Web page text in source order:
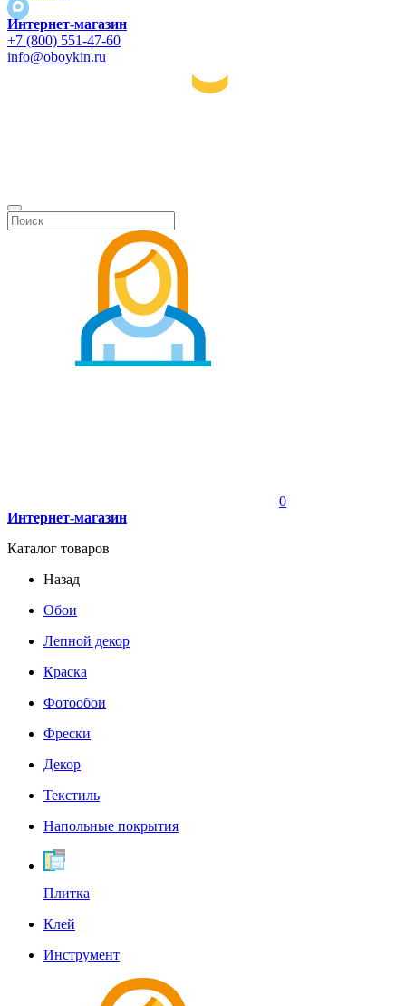
Интернет-магазин
+7 (800) 551-47-60
info@oboykin.ru
0
Интернет-магазин
Каталог товаров
Назад
Обои
Лепной декор
Краска
Фотообои
Фрески
Декор
Текстиль
Напольные покрытия
Плитка
Клей
Инструмент